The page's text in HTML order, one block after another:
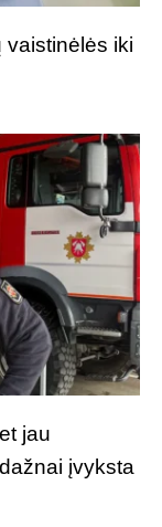
vaistinėlės iki
jau
įvyksta